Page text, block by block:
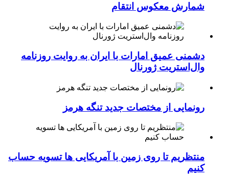
شمارش معکوس انتقام
دشمنی عمیق امارات با ایران به روایت روزنامه
وال‌استریت ژورنال
رونمایی از مختصات جدید تنگه هرمز
منتظریم تا روی زمین با آمریکایی ها تسویه حساب
کنیم